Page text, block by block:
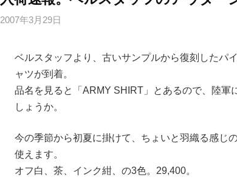
2007年3月29日
ベルスタッフより、古いサンプルから復刻したパ
ャツが到着。
品名を見ると「ARMY SHIRT」とあるので、陸軍
しょうか。
今の季節から初夏に掛けて、ちょいと羽織る感じ
使えます。
オフ白、茶、インク紺、の3色。29,400。